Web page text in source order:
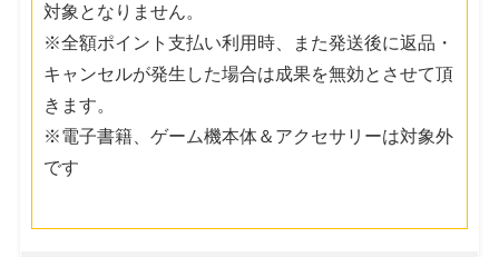
対象となりません。
※全額ポイント支払い利用時、また発送後に返品・
キャンセルが発生した場合は成果を無効とさせて頂
きます。
※電子書籍、ゲーム機本体＆アクセサリーは対象外
です